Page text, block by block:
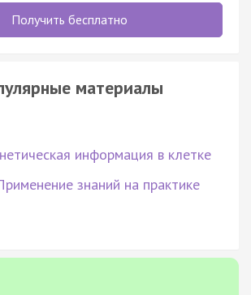
Получить бесплатно
материалы
информация в клетке
знаний на практике